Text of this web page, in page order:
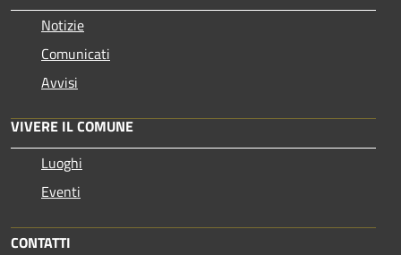
Notizie
Comunicati
Avvisi
VIVERE IL COMUNE
Luoghi
Eventi
CONTATTI